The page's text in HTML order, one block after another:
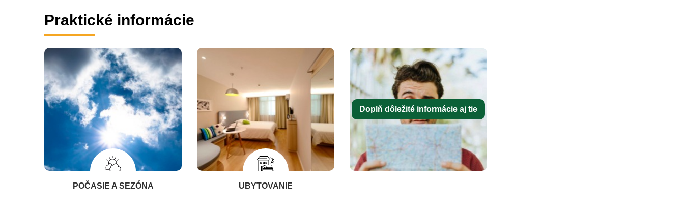
Praktické informácie
POČASIE A SEZÓNA UBYTOVANIE
Doplň dôležité informácie aj tie